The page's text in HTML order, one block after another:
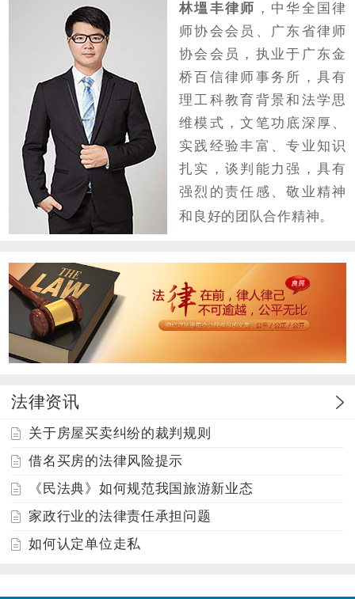
林塭丰律师 ，中华全国律
师协会会员、广东省律师
协会会员，执业于广东金
桥百信律师事务所，具有
理工科教育背景和法学思
维模式，文笔功底深厚、
实践经验丰富、专业知识
扎实，谈判能力强，具有
强烈的责任感、敬业精神
和良好的团队合作精神。
法律资讯
关于房屋买卖纠纷的裁判规则
借名买房的法律风险提示
《民法典》如何规范我国旅游新业态
家政行业的法律责任承担问题
如何认定单位走私